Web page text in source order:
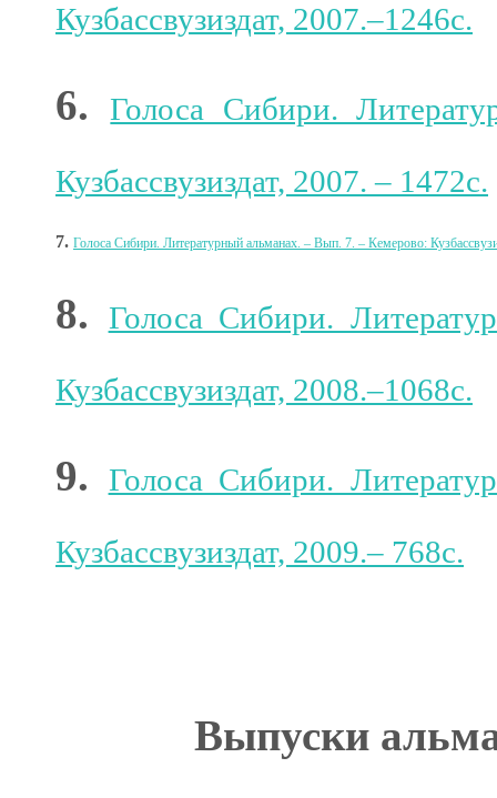
Кузбассвузиздат, 2007.–1246с.
6.Голоса Сибири.
Кузбассвузиздат, 2007. – 1472с.
7. Голоса Сибири. Литературный альманах. – Вып. 7. – Кемерово:
8. Голоса Сибири.
Кузбассвузиздат, 2008.–1068с.
9. Голоса Сибири.
Кузбассвузиздат, 2009.– 768с.
Выпуски